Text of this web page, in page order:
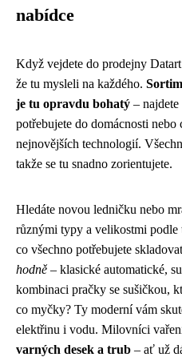
nabídce
Když vejdete do prodejny
že tu mysleli na každého.
je tu opravdu bohatý –
potřebujete do domácnosti nebo
nejnovějších technologií.
takže se tu snadno zorientujete.
Hledáte novou ledničku nebo
různými typy a velikostmi podle
co všechno potřebujete
hodně – klasické automatické,
kombinaci pračky se sušičkou,
co myčky? Ty moderní vám
elektřinu i vodu. Milovníci
varných desek a trub – ať už